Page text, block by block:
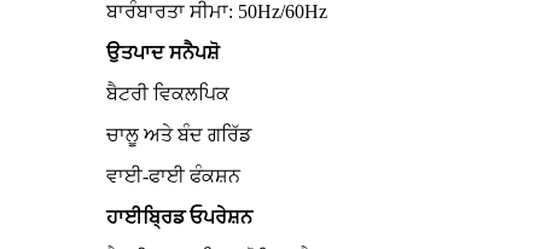
ਬਾਰੰਬਾਰਤਾ ਸੀਮਾ: 50Hz/60Hz
ਉਤਪਾਦ ਸਨੈਪਸ਼ੋ
ਬੈਟਰੀ ਵਿਕਲਪਿਕ
ਚਾਲੂ ਅਤੇ ਬੰਦ ਗਰਿੱਡ
ਵਾਈ-ਫਾਈ ਫੰਕਸ਼ਨ
ਹਾਈਬ੍ਰਿਡ ਓਪਰੇਸ਼ਨ